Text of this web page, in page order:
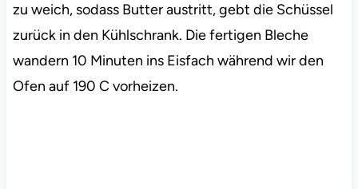
zu weich, sodass Butter austritt, gebt die Schüssel
zurück in den Kühlschrank. Die fertigen Bleche
wandern 10 Minuten ins Eisfach während wir den
Ofen auf 190 C vorheizen.